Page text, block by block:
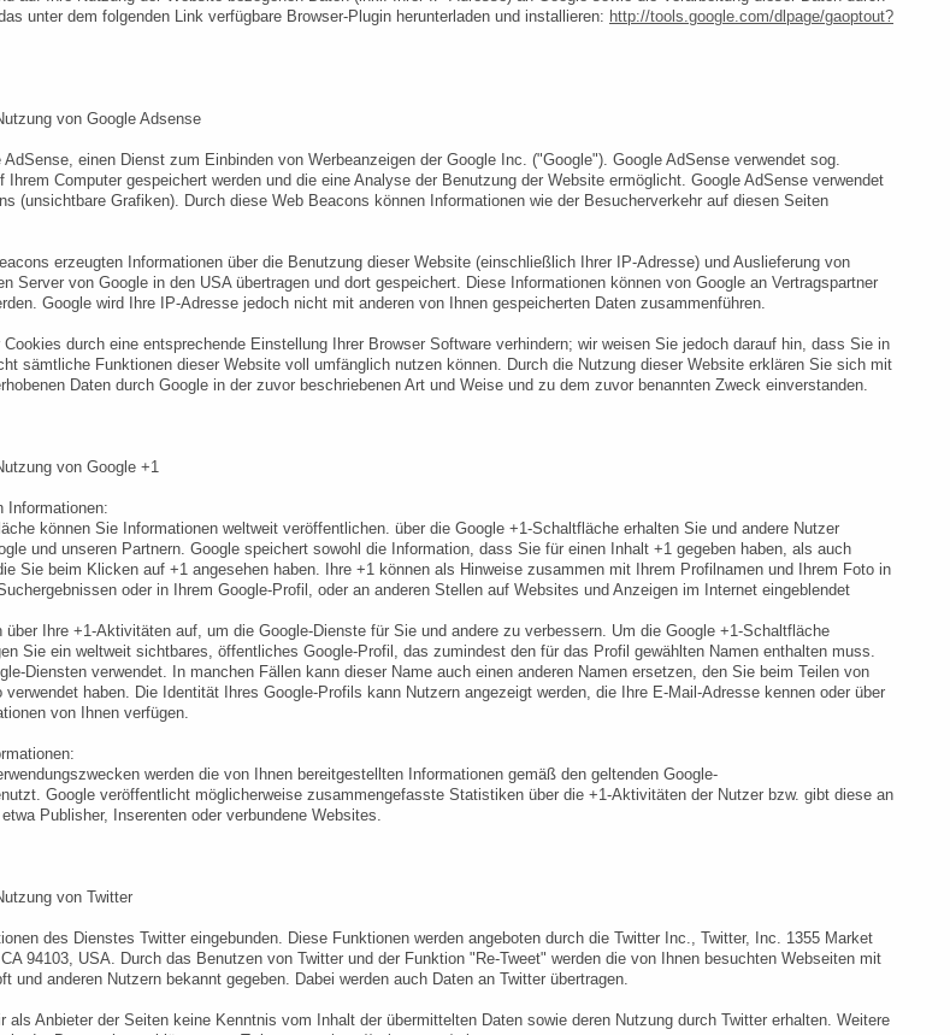
unter dem folgenden Link verfügbare Browser-Plugin herunterladen und installieren: http://tools.google.com/dlpage/gaoptout?
von Google Adsense
einen Dienst zum Einbinden von Werbeanzeigen der Google Inc. ("Google"). Google AdSense verwendet sog.
Computer gespeichert werden und die eine Analyse der Benutzung der Website ermöglicht. Google AdSense verwendet
(unsichtbare Grafiken). Durch diese Web Beacons können Informationen wie der Besucherverkehr auf diesen Seiten
erzeugten Informationen über die Benutzung dieser Website (einschließlich Ihrer IP-Adresse) und Auslieferung von
Server von Google in den USA übertragen und dort gespeichert. Diese Informationen können von Google an Vertragspartner
Google wird Ihre IP-Adresse jedoch nicht mit anderen von Ihnen gespeicherten Daten zusammenführen.
durch eine entsprechende Einstellung Ihrer Browser Software verhindern; wir weisen Sie jedoch darauf hin, dass Sie in
sämtliche Funktionen dieser Website voll umfänglich nutzen können. Durch die Nutzung dieser Website erklären Sie sich mit
Daten durch Google in der zuvor beschriebenen Art und Weise und zu dem zuvor benannten Zweck einverstanden.
von Google +1
Informationen:
können Sie Informationen weltweit veröffentlichen. über die Google +1-Schaltfläche erhalten Sie und andere Nutzer
und unseren Partnern. Google speichert sowohl die Information, dass Sie für einen Inhalt +1 gegeben haben, als auch
Sie beim Klicken auf +1 angesehen haben. Ihre +1 können als Hinweise zusammen mit Ihrem Profilnamen und Ihrem Foto in
oder in Ihrem Google-Profil, oder an anderen Stellen auf Websites und Anzeigen im Internet eingeblendet
Ihre +1-Aktivitäten auf, um die Google-Dienste für Sie und andere zu verbessern. Um die Google +1-Schaltfläche
Sie ein weltweit sichtbares, öffentliches Google-Profil, das zumindest den für das Profil gewählten Namen enthalten muss.
Diensten verwendet. In manchen Fällen kann dieser Name auch einen anderen Namen ersetzen, den Sie beim Teilen von
verwendet haben. Die Identität Ihres Google-Profils kann Nutzern angezeigt werden, die Ihre E-Mail-Adresse kennen oder über
von Ihnen verfügen.
werden die von Ihnen bereitgestellten Informationen gemäß den geltenden Google-
Google veröffentlicht möglicherweise zusammengefasste Statistiken über die +1-Aktivitäten der Nutzer bzw. gibt diese an
Publisher, Inserenten oder verbundene Websites.
von Twitter
des Dienstes Twitter eingebunden. Diese Funktionen werden angeboten durch die Twitter Inc., Twitter, Inc. 1355 Market
94103, USA. Durch das Benutzen von Twitter und der Funktion "Re-Tweet" werden die von Ihnen besuchten Webseiten mit
und anderen Nutzern bekannt gegeben. Dabei werden auch Daten an Twitter übertragen.
als Anbieter der Seiten keine Kenntnis vom Inhalt der übermittelten Daten sowie deren Nutzung durch Twitter erhalten. Weitere